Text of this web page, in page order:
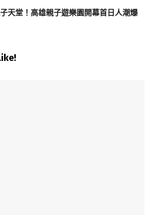
子天堂！高雄親子遊樂園開幕首日人潮爆